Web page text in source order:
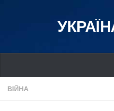
Україна
ВІЙНА